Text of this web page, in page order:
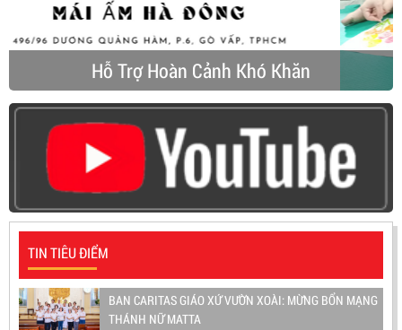
Hỗ Trợ Hoàn Cảnh Khó Khăn
TIN TIÊU ĐIỂM
BAN CARITAS GIÁO XỨ VƯỜN XOÀI: MỪNG BỔN MẠNG
THÁNH NỮ MATTA